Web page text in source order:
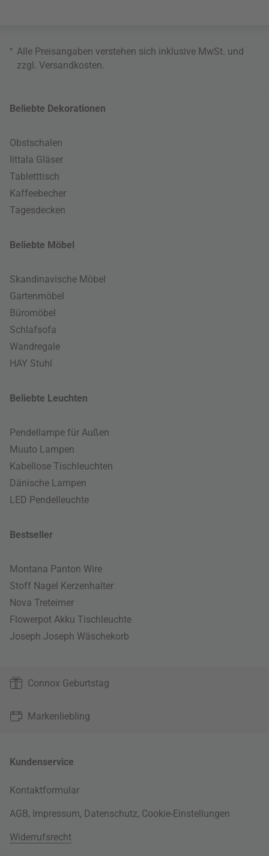
* Alle Preisangaben verstehen sich inklusive MwSt. und
zzgl. Versandkosten
Beliebte Dekorationen
Obstschalen
Iittala Gläser
Tabletttisch
Kaffeebecher
Tagesdecken
Beliebte Möbel
Skandinavische Möbel
Gartenmöbel
Büromöbel
Schlafsofa
Wandregale
HAY Stuhl
Beliebte Leuchten
Pendellampe für Außen
Muuto Lampen
Kabellose Tischleuchten
Dänische Lampen
LED Pendelleuchte
Bestseller
Montana Panton Wire
Stoff Nagel Kerzenhalter
Nova Treteimer
Flowerpot Akku Tischleuchte
Joseph Joseph Wäschekorb
Connox Geburtstag
Markenliebling
Kundenservice
Kontaktformular
AGB, Impressum, Datenschutz, Cookie-Einstellungen
Widerrufsrecht